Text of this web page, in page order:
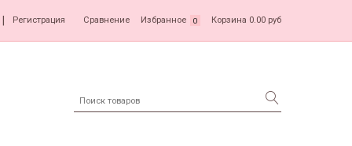
Регистрация Сравнение Избранное 0 Корзина 0.00 руб